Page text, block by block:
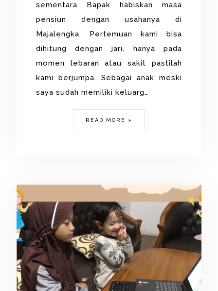
sementara Bapak habiskan masa
pensiun dengan usahanya di
Majalengka. Pertemuan kami bisa
dihitung dengan jari, hanya pada
momen lebaran atau sakit pastilah
kami berjumpa. Sebagai anak meski
saya sudah memiliki keluarg…
READ MORE »